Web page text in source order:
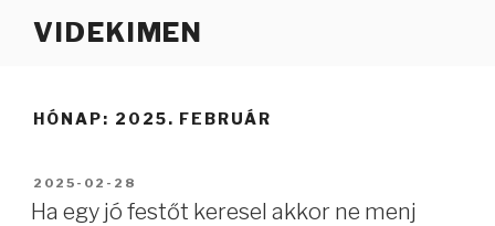
VIDEKIMEN
HÓNAP: 2025. FEBRUÁR
BEKÜLDVE:
2025-02-28
Ha egy jó festőt keresel akkor ne menj